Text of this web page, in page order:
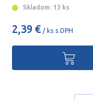
Skladom: 13 ks
2,39 € / ks s DPH